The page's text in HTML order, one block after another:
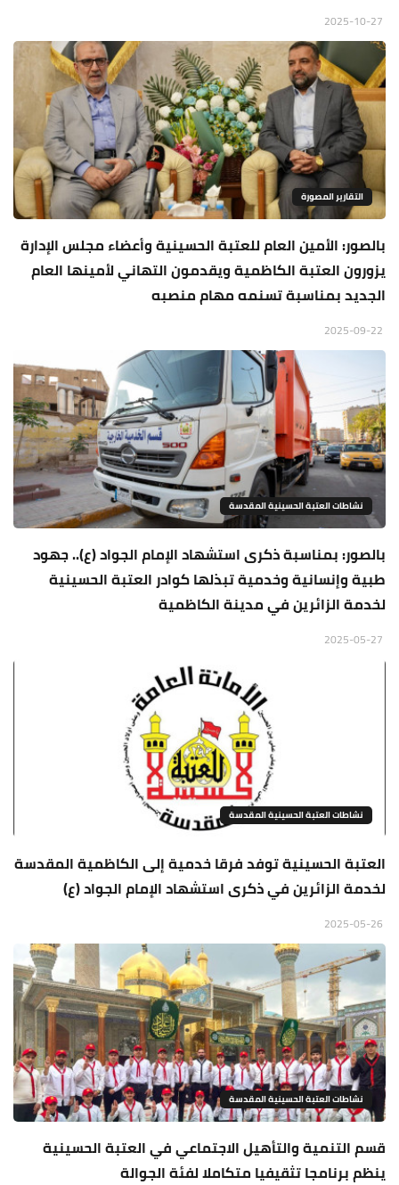
التقارير المصورة
بالصور: الأمين العام للعتبة الحسينية وأعضاء مجلس الإدارة
يزورون العتبة الكاظمية ويقدمون التهاني لأمينها العام
الجديد بمناسبة تسنمه مهام منصبه
نشاطات العتبة الحسينية المقدسة
بالصور: بمناسبة ذكرى استشهاد الإمام الجواد (ع).. جهود
طبية وإنسانية وخدمية تبذلها كوادر العتبة الحسينية
لخدمة الزائرين في مدينة الكاظمية
نشاطات العتبة الحسينية المقدسة
العتبة الحسينية توفد فرقا خدمية إلى الكاظمية المقدسة
لخدمة الزائرين في ذكرى استشهاد الإمام الجواد (ع)
نشاطات العتبة الحسينية المقدسة
قسم التنمية والتأهيل الاجتماعي في العتبة الحسينية
ينظم برنامجا تثقيفيا متكاملا لفئة الجوالة